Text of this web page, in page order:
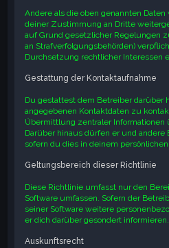
Andere als die oben genannten
deiner Zustimmung an Dritte
auf Grund gesetzlicher Regelungen
an Strafverfolgungsbehörden)
Durchsetzung rechtlicher Interessen
Gestattung der Kontaktaufnahme
Du gestattest dem Betreiber darüber
angegebenen Kontaktdaten zu
Übermittlung zentraler Informationen
Darüber hinaus dürfen er und
sofern du dies in deinem
Geltungsbereich dieser Richtlinie
Diese Richtlinie umfasst nur den
Software umfassen. Sofern der
seiner Software weitere
er dich darüber gesondert informieren.
Auskunftsrecht